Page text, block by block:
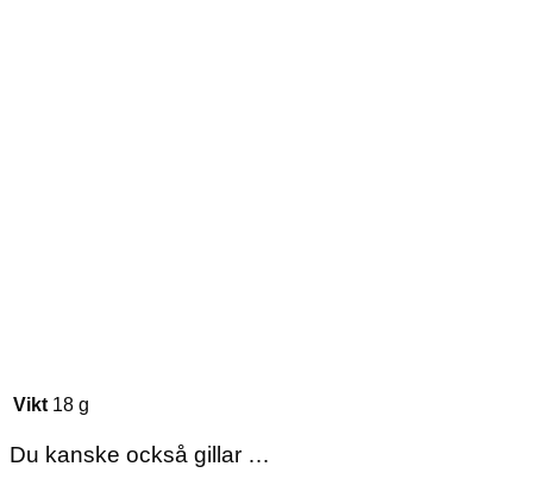
Vikt 18 g
Du kanske också gillar …